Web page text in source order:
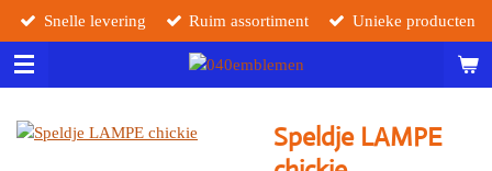
Ga
direct
naar
de
hoofdinhoud
Snelle levering Ruim assortiment Unieke producten
Speldje LAMPE